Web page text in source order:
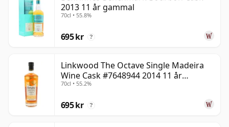
2013 11 år gammal
70cl • 55.8%
695 kr ?
Linkwood The Octave Single Madeira
Wine Cask #7648944 2014 11 år
gammal
70cl • 55.2%
695 kr ?